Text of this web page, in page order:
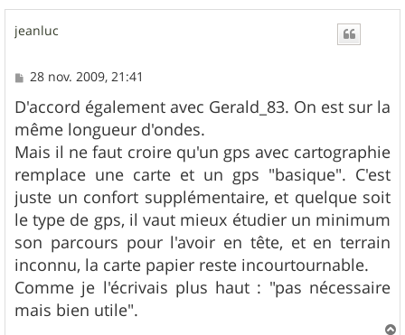
jeanluc
M
s
s
a
g
e
28 nov. 2009, 21:41
D'accord également avec Gerald_83. On est sur la
même longueur d'ondes.
Mais il ne faut croire qu'un gps avec cartographie
remplace une carte et un gps "basique". C'est
juste un confort supplémentaire, et quelque soit
le type de gps, il vaut mieux étudier un minimum
son parcours pour l'avoir en tête, et en terrain
inconnu, la carte papier reste incourtournable.
Comme je l'écrivais plus haut : "pas nécessaire
mais bien utile".